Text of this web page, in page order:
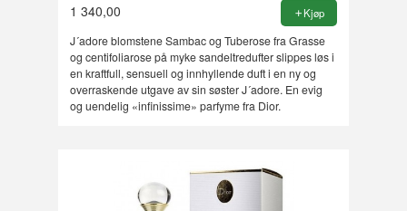
1 340,00 Kjøp
J´adore blomstene Sambac og Tuberose fra Grasse
og centifoliarose på myke sandeltredufter slippes løs i
en kraftfull, sensuell og innhyllende duft i en ny og
overraskende utgave av sin søster J´adore. En evig
og uendelig «infinissime» parfyme fra Dior.